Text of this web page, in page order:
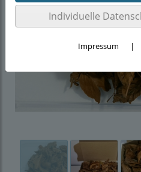
Individuelle
Impressum |